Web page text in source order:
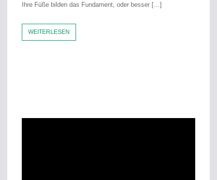
Ihre Füße bilden das Fundament, oder besser […]
WEITERLESEN